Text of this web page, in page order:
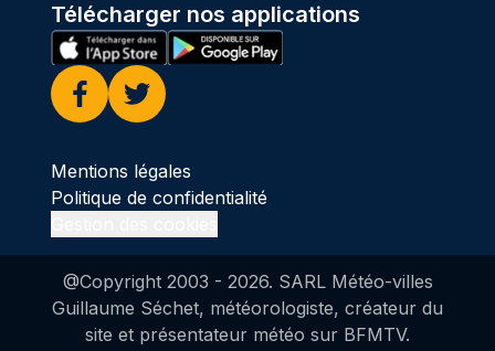
Télécharger nos applications
Facebook
Twitter
Mentions légales
Politique de confidentialité
@Copyright 2003 - 2026. SARL Météo-villes
Guillaume Séchet, météorologiste, créateur du
site et présentateur météo sur BFMTV.